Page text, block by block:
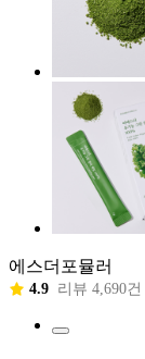
에스더포뮬러
4.9 리뷰 4,690건